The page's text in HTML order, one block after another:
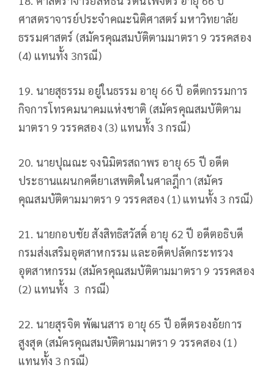
ศาสตราจารย์ประจำคณะนิติศาสตร์ มหาวิทยาลัย
ธรรมศาสตร์ (สมัครคุณสมบัติตามมาตรา 9 วรรคสอง
(4) แทนทั้ง 3กรณี)
19. นายสุธรรม อยู่ในธรรม อายุ 66 ปี อดีตกรรมการ
กิจการโทรคมนาคมแห่งชาติ (สมัครคุณสมบัติตาม
มาตรา 9 วรรคสอง (3) แทนทั้ง 3 กรณี)
20. นายปุณณะ จงนิมิตรสถาพร อายุ 65 ปี อดีต
ประธานแผนกคดียาเสพติดในศาลฎีกา (สมัคร
คุณสมบัติตามมาตรา 9 วรรคสอง (1) แทนทั้ง 3 กรณี)
21. นายกอบชัย สังสิทธิสวัสดิ์ อายุ 62 ปี อดีตอธิบดี
กรมส่งเสริมอุตสาหกรรม และอดีตปลัดกระทรวง
อุตสาหกรรม (สมัครคุณสมบัติตามมาตรา 9 วรรคสอง
(2) แทนทั้ง 3 กรณี)
22. นายสุรจิต พัฒนสาร อายุ 65 ปี อดีตรองอัยการ
สูงสุด (สมัครคุณสมบัติตามมาตรา 9 วรรคสอง (1)
แทนทั้ง 3 กรณี)